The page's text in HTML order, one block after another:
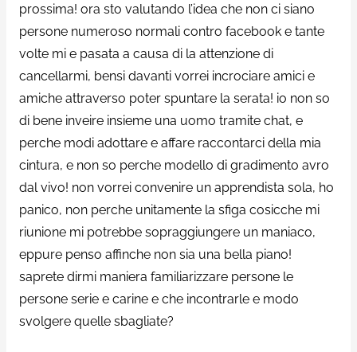
prossima! ora sto valutando l’idea che non ci siano
persone numeroso normali contro facebook e tante
volte mi e pasata a causa di la attenzione di
cancellarmi, bensi davanti vorrei incrociare amici e
amiche attraverso poter spuntare la serata! io non so
di bene inveire insieme una uomo tramite chat, e
perche modi adottare e affare raccontarci della mia
cintura, e non so perche modello di gradimento avro
dal vivo! non vorrei convenire un apprendista sola, ho
panico, non perche unitamente la sfiga cosicche mi
riunione mi potrebbe sopraggiungere un maniaco,
eppure penso affinche non sia una bella piano!
saprete dirmi maniera familiarizzare persone le
persone serie e carine e che incontrarle e modo
svolgere quelle sbagliate?